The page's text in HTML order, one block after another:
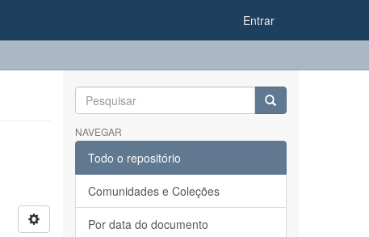
Entrar
NAVEGAR
Todo o repositório
Comunidades e Coleções
Por data do documento